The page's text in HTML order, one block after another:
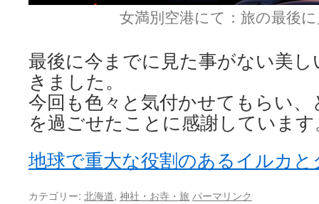
女満別空港にて：旅の最後
最後に今までに見た事がない美
きました。
今回も色々と気付かせてもらい
を過ごせたことに感謝しています
地球で重大な役割のあるイルカと
カテゴリー: 北海道, 神社・お寺・旅 パーマリンク